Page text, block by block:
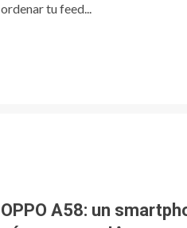
ordenar tu feed...
OPPO A58: un